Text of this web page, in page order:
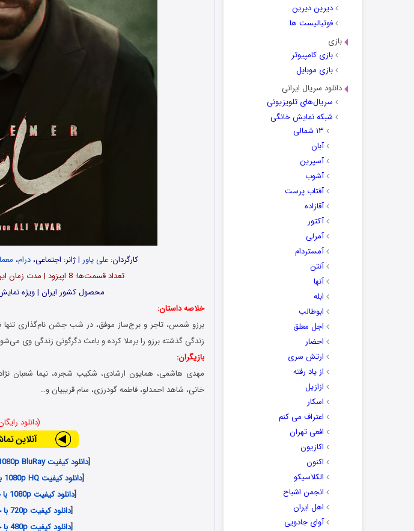
دیرین دیرین
فوتبالیست ها
بازی
بازی کامپیوتر
بازی موبایل
دانلود سریال ایرانی
سریال‌های تلویزیونی
شبکه نمایش خانگی
۱۳ شمالی
آبان
آسپرین
آشوب
آفتاب پرست
آقازاده
آکتور
آمرلی
آمستردام
آنتن
آنها
ابله
ابوطالب
اجل معلق
احضار
ارتش سری
از یاد رفته
ازازیل
اسکار
اعتراف می کنم
افعی تهران
اکازیون
اکنون
الکلاسیکو
انجمن اشباح
اهل ایران
آوای جادویی
کارگردان: علی یاور | ژانر: اجتماعی، درام،
تعداد قسمت‌ها: 8 اپیزود | مدت زمان این قسمت: 48 دقیقه | کیفیت: بلوری
محصول کشور ایران | ویژه
خلاصه داستان:
برزو شمس، تاجر و برج‌ساز موفق، در شب جشن نام‌گذاری
زندگی گذشته برزو را برملا کرده و باعث دگرگونی زندگی وی
بازیگران:
مهدی هاشمی، همایون ارشادی، شکیب شجره، نیما شعبان
خانی، شاهد احمدلو، فاطمه گودرزی، سام قریبیان و…
(دانلود
[دانلود کیفیت 1080p BluRay با حجم 3.42 گیگابایت
[دانلود کیفیت 1080p HQ با حجم 1.24 گیگابایت
[دانلود کیفیت 1080p با حجم 922 گیگابایت
[دانلود کیفیت 720p با حجم 471 مگابایت
[دانلود کیفیت 480p با حجم 331 مگابایت